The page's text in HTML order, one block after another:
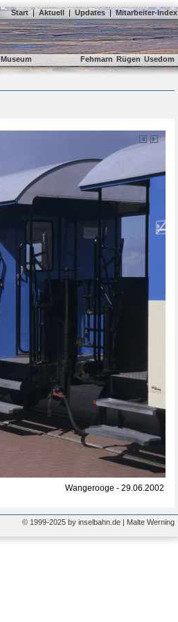
Start | Aktuell | Updates | Mitarbeiter-Index
Museum Fehmarn Rügen Usedom
Wangerooge - 29.06.2002
© 1999-2025 by inselbahn.de | Malte Werning